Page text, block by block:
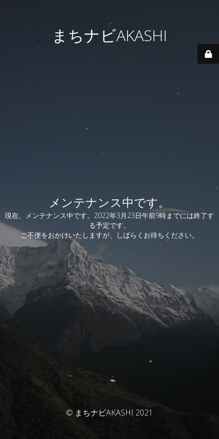
まちナビAKASHI
メンテナンス中です。
現在、メンテナンス中です。2022年3月23日午前9時までには終了す
る予定です。
ご不便をおかけいたしますが、しばらくお待ちください。
© まちナビAKASHI 2021